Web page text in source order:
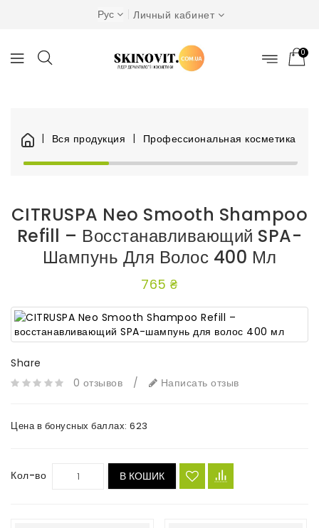
Рус Личный кабинет
0
Вся продукция Профессиональная косметика
CITRUSPA Neo Smooth Shampoo
Refill – Восстанавливающий SPA-
Шампунь Для Волос 400 Мл
765 ₴
Share
0 отзывов
/ Написать отзыв
Цена в бонусных баллах: 623
Кол-во В КОШИК